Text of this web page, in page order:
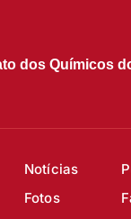
dos Químicos
Notícias
Fotos